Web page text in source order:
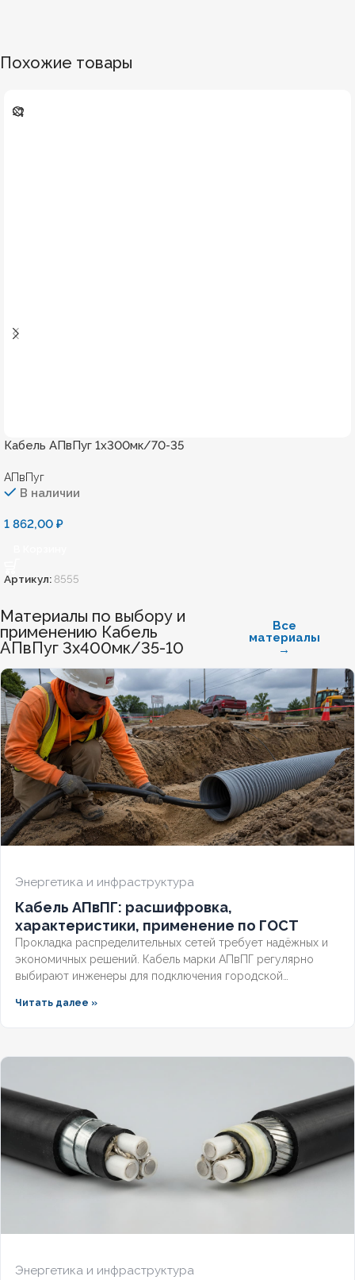
Похожие товары
Кабель АПвПуг 1х300мк/70-35
АПвПуг
В наличии
1 862,00 ₽
Артикул:8555
Материалы по выбору и
применению Кабель
АПвПуг 3х400мк/35-10
Все
материалы
→
Энергетика и инфраструктура
Кабель АПвПГ: расшифровка,
характеристики, применение по ГОСТ
Прокладка распределительных сетей требует надёжных и
экономичных решений. Кабель марки АПвПГ регулярно
выбирают инженеры для подключения городской
Читать далее »
Энергетика и инфраструктура